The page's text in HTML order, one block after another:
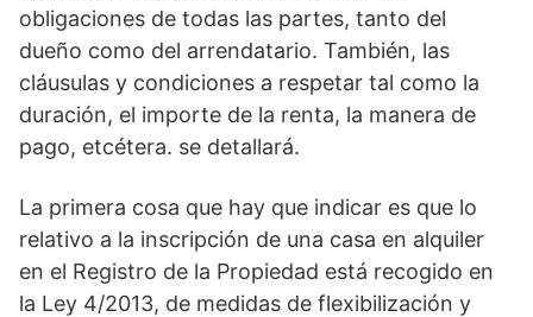
obligaciones de todas las partes, tanto del
dueño como del arrendatario. También, las
cláusulas y condiciones a respetar tal como la
duración, el importe de la renta, la manera de
pago, etcétera. se detallará.
La primera cosa que hay que indicar es que lo
relativo a la inscripción de una casa en alquiler
en el Registro de la Propiedad está recogido en
la Ley 4/2013, de medidas de flexibilización y